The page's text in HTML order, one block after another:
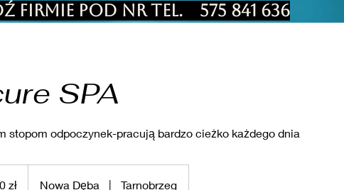
firmie pod Nr Tel. 575 841 636
SPA
stopom odpoczynek-pracują bardzo cieżko każdego dnia
zł Nowa Dęba | Tarnobrzeg